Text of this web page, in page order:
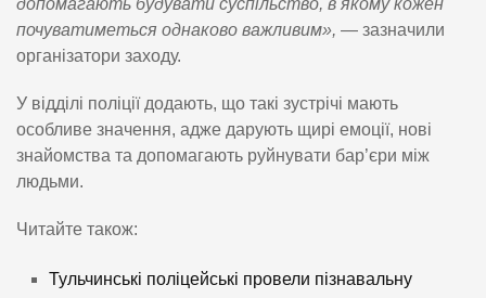
допомагають будувати суспільство, в якому кожен
почуватиметься однаково важливим», — зазначили
організатори заходу.
У відділі поліції додають, що такі зустрічі мають
особливе значення, адже дарують щирі емоції, нові
знайомства та допомагають руйнувати бар’єри між
людьми.
Читайте також:
Тульчинські поліцейські провели пізнавальну